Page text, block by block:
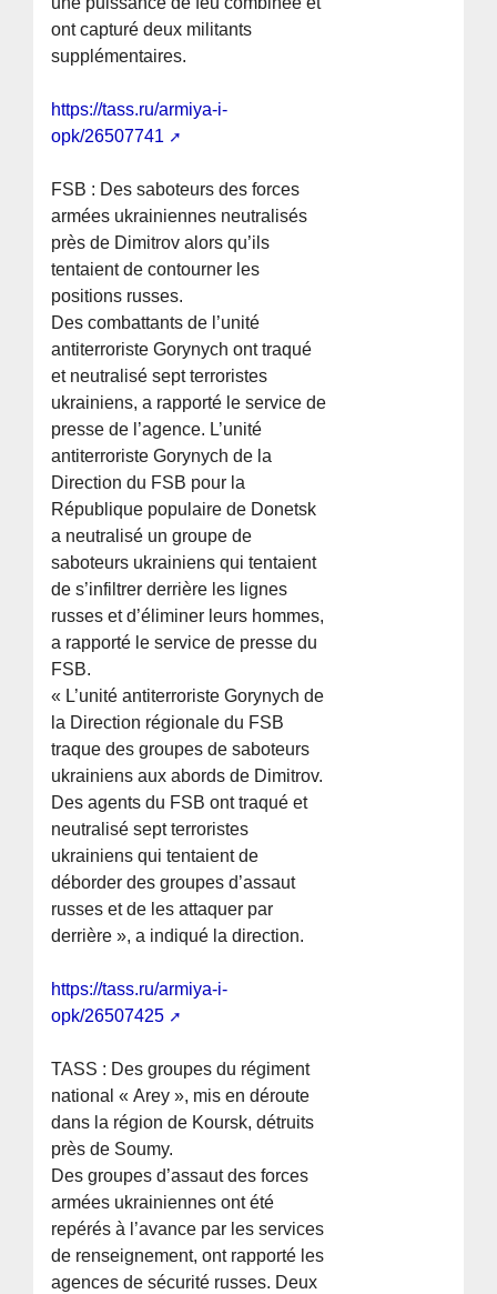
ont capturé deux militants
supplémentaires.
https://tass.ru/armiya-i-
opk/26507741
FSB : Des saboteurs des forces
armées ukrainiennes neutralisés
près de Dimitrov alors qu’ils
tentaient de contourner les
positions russes.
Des combattants de l’unité
antiterroriste Gorynych ont traqué
et neutralisé sept terroristes
ukrainiens, a rapporté le service de
presse de l’agence. L’unité
antiterroriste Gorynych de la
Direction du FSB pour la
République populaire de Donetsk
a neutralisé un groupe de
saboteurs ukrainiens qui tentaient
de s’infiltrer derrière les lignes
russes et d’éliminer leurs hommes,
a rapporté le service de presse du
FSB.
« L’unité antiterroriste Gorynych de
la Direction régionale du FSB
traque des groupes de saboteurs
ukrainiens aux abords de Dimitrov.
Des agents du FSB ont traqué et
neutralisé sept terroristes
ukrainiens qui tentaient de
déborder des groupes d’assaut
russes et de les attaquer par
derrière », a indiqué la direction.
https://tass.ru/armiya-i-
opk/26507425
TASS : Des groupes du régiment
national « Arey », mis en déroute
dans la région de Koursk, détruits
près de Soumy.
Des groupes d’assaut des forces
armées ukrainiennes ont été
repérés à l’avance par les services
de renseignement, ont rapporté les
agences de sécurité russes. Deux